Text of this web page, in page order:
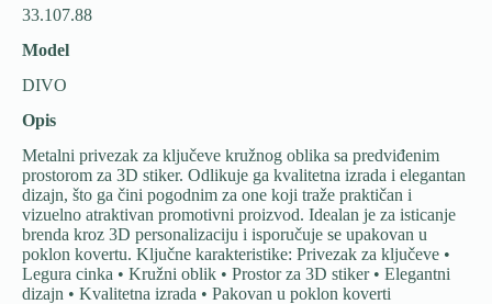
33.107.88
Model
DIVO
Opis
Metalni privezak za ključeve kružnog oblika sa predviđenim
prostorom za 3D stiker. Odlikuje ga kvalitetna izrada i elegantan
dizajn, što ga čini pogodnim za one koji traže praktičan i
vizuelno atraktivan promotivni proizvod. Idealan je za isticanje
brenda kroz 3D personalizaciju i isporučuje se upakovan u
poklon kovertu. Ključne karakteristike: Privezak za ključeve •
Legura cinka • Kružni oblik • Prostor za 3D stiker • Elegantni
dizajn • Kvalitetna izrada • Pakovan u poklon koverti